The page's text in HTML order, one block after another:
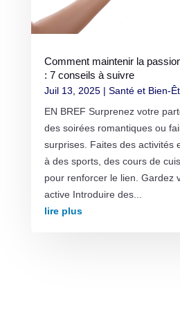
Comment maintenir la
: 7 conseils à suivre
Juil 13, 2025| Santé et Bien-
EN BREF Surprenez votre
des soirées romantiques ou
surprises. Faites des activités
à des sports, des cours de
pour renforcer le lien. Gardez
active Introduire des...
lire plus